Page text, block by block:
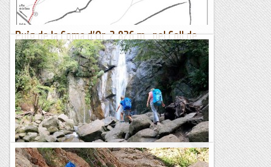
Puig de la Coma d'Or, 2.826 m., pel Coll de
Pimorent
Dimarts 23 d'agost de 2022 El Puig de la Coma d'Or està
situat entre el Coll de Pimorent i l'estany de Lanós a la
Catalunya Nord. És un cim solitari d'extensos miradors,...
El col·leccionista de vies
Baixada de Coma de Vaca